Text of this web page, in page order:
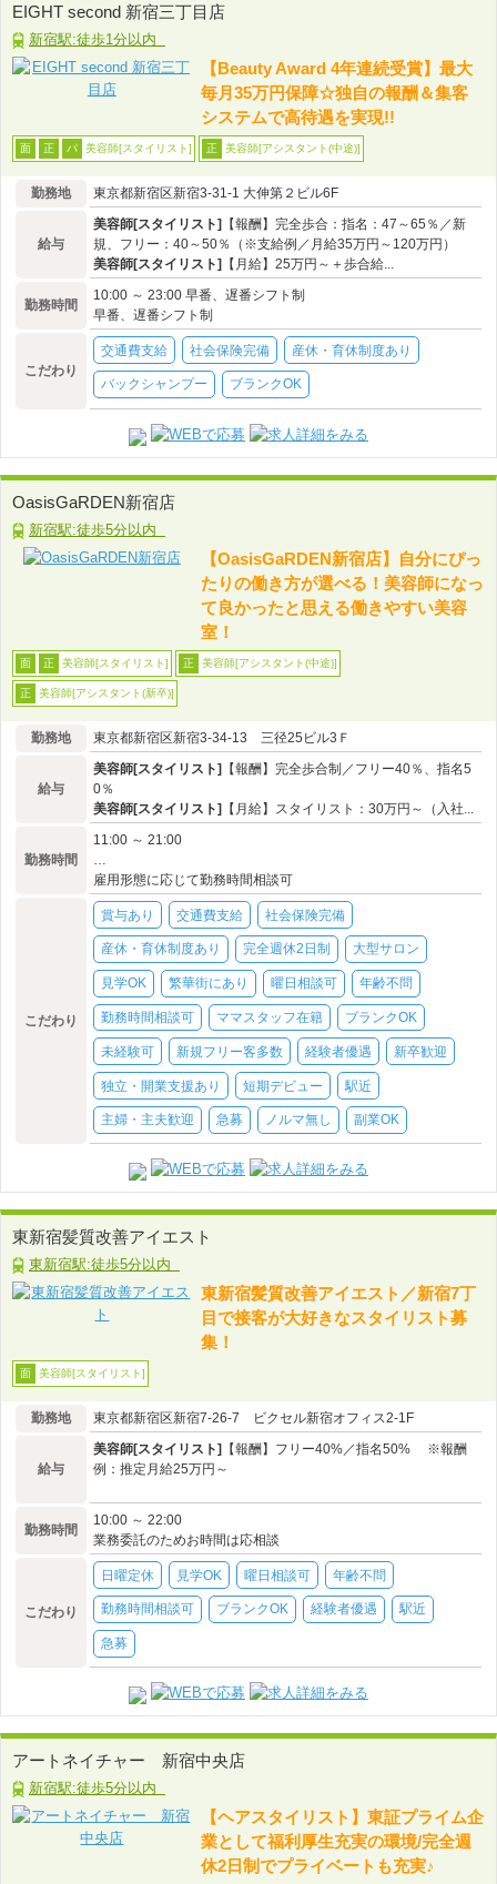
EIGHT second 新宿三丁目店
新宿駅:徒歩1分以内
【Beauty Award 4年連続受賞】最大
毎月35万円保障☆独自の報酬＆集客
システムで高待遇を実現!!
面 正 パ 美容師[スタイリスト] 正 美容師[アシスタント(中途)]
勤務地 東京都新宿区新宿3-31-1 大伸第２ビル6F
給与
美容師[スタイリスト]
【報酬】完全歩合：指名：47～65％／新
規、フリー：40～50％（※支給例／月給35万円～120万円）
美容師[スタイリスト]
【月給】25万円～＋歩合給...
勤務時間
10:00 ～ 23:00 早番、遅番シフト制
早番、遅番シフト制
こだわり
交通費支給 社会保険完備 産休・育休制度あり
バックシャンプー ブランクOK
OasisGaRDEN新宿店
新宿駅:徒歩5分以内
【OasisGaRDEN新宿店】自分にぴっ
たりの働き方が選べる！美容師になっ
て良かったと思える働きやすい美容
室！
面 正 美容師[スタイリスト] 正 美容師[アシスタント(中途)]
正 美容師[アシスタント(新卒)]
勤務地 東京都新宿区新宿3-34-13 三径25ビル3Ｆ
給与
美容師[スタイリスト]
【報酬】完全歩合制／フリー40％、指名5
0％
美容師[スタイリスト]
【月給】スタイリスト：30万円～（入社...
勤務時間
11:00 ～ 21:00
…
雇用形態に応じて勤務時間相談可
こだわり
賞与あり 交通費支給 社会保険完備
産休・育休制度あり 完全週休2日制 大型サロン
見学OK 繁華街にあり 曜日相談可 年齢不問
勤務時間相談可 ママスタッフ在籍 ブランクOK
未経験可 新規フリー客多数 経験者優遇 新卒歓迎
独立・開業支援あり 短期デビュー 駅近
主婦・主夫歓迎 急募 ノルマ無し 副業OK
東新宿髪質改善アイエスト
東新宿駅:徒歩5分以内
東新宿髪質改善アイエスト／新宿7丁
目で接客が大好きなスタイリスト募
集！
面 美容師[スタイリスト]
勤務地 東京都新宿区新宿7-26-7 ビクセル新宿オフィス2-1F
給与
美容師[スタイリスト]
【報酬】フリー40%／指名50% ※報酬
例：推定月給25万円～
勤務時間
10:00 ～ 22:00
業務委託のためお時間は応相談
こだわり
日曜定休 見学OK 曜日相談可 年齢不問
勤務時間相談可 ブランクOK 経験者優遇 駅近
急募
アートネイチャー 新宿中央店
新宿駅:徒歩5分以内
【ヘアスタイリスト】東証プライム企
業として福利厚生充実の環境/完全週
休2日制でプライベートも充実♪